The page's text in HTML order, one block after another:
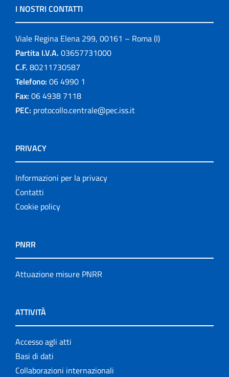
I NOSTRI CONTATTI
Viale Regina Elena 299, 00161 – Roma (I)
Partita I.V.A. 03657731000
C.F. 80211730587
Telefono: 06 4990 1
Fax: 06 4938 7118
PEC: protocollo.centrale@pec.iss.it
PRIVACY
Informazioni per la privacy
Contatti
Cookie policy
PNRR
Attuazione misure PNRR
ATTIVITÀ
Accesso agli atti
Basi di dati
Collaborazioni internazionali